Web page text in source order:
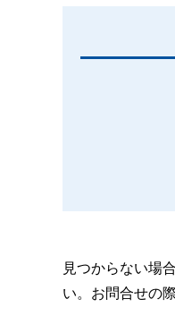
見つからない場
い。お問合せの